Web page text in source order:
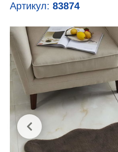
Артикул: 83874